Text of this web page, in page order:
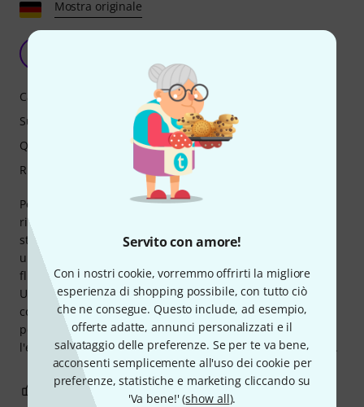
Servito con amore!
Con i nostri cookie, vorremmo offrirti la migliore
esperienza di shopping possibile, con tutto ciò
che ne consegue. Questo include, ad esempio,
offerte adatte, annunci personalizzati e il
salvataggio delle preferenze. Se per te va bene,
acconsenti semplicemente all'uso dei cookie per
preferenze, statistiche e marketing cliccando su
'Va bene!' (show all).
Mostra originale
Goaße 27.01.2022
Penso che questo strumento suoni davvero bene. La
risposta è eccellente e il suono è di prim'ordine per uno
strumento in questa fascia di prezzo. Sono principalmente
un trombettista, ma in diverse occasioni suono anche il
flicorno, ed è per questo che ho scelto questo strumento.
Un difetto è il foro della terza valvola. So che dovrebbe
compensare il rumore del grilletto, ma è troppo grande,
perché l'aria che fuoriesce è più udibile durante
l'esecuzione rispetto al rumore quando si preme il grilletto.
Caratteristiche
Suono
Qualità
Risposta
0